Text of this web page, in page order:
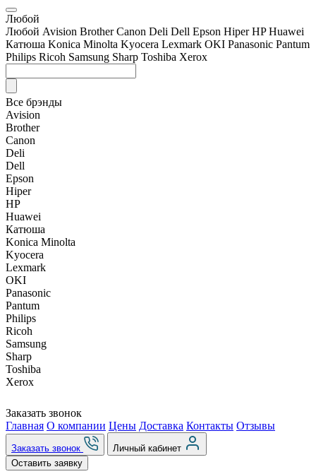
Любой
Любой Avision Brother Canon Deli Dell Epson Hiper HP Huawei
Катюша Konica Minolta Kyocera Lexmark OKI Panasonic Pantum
Philips Ricoh Samsung Sharp Toshiba Xerox
Все брэнды
Avision
Brother
Canon
Deli
Dell
Epson
Hiper
HP
Huawei
Катюша
Konica Minolta
Kyocera
Lexmark
OKI
Panasonic
Pantum
Philips
Ricoh
Samsung
Sharp
Toshiba
Xerox
Заказать звонок
Главная О компании Цены Доставка Контакты Отзывы
Заказать звонок
Личный кабинет
Оставить заявку